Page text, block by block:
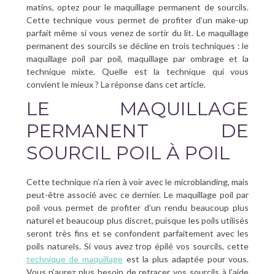
matins, optez pour le maquillage permanent de sourcils.
Cette technique vous permet de profiter d’un make-up
parfait même si vous venez de sortir du lit. Le maquillage
permanent des sourcils se décline en trois techniques : le
maquillage poil par poil, maquillage par ombrage et la
technique mixte. Quelle est la technique qui vous
convient le mieux ? La réponse dans cet article.
LE MAQUILLAGE
PERMANENT DE
SOURCIL POIL À POIL
Cette technique n’a rien à voir avec le microblanding, mais
peut-être associé avec ce dernier. Le maquillage poil par
poil vous permet de profiter d’un rendu beaucoup plus
naturel et beaucoup plus discret, puisque les poils utilisés
seront très fins et se confondent parfaitement avec les
poils naturels. Si vous avez trop épilé vos sourcils, cette
technique de maquillage est la plus adaptée pour vous.
Vous n’aurez plus besoin de retracer vos sourcils à l’aide